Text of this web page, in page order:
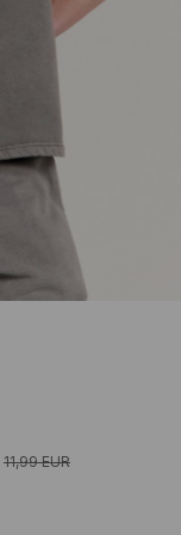
11,99 EUR